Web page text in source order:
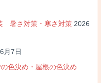
暑さ対策・寒さ対策 2026
月7日
色決め・屋根の色決め